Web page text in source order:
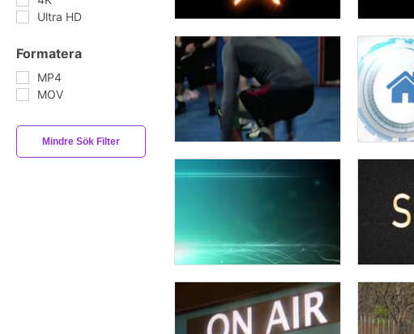
Ultra HD
Formatera
MP4
MOV
Mindre Sök Filter